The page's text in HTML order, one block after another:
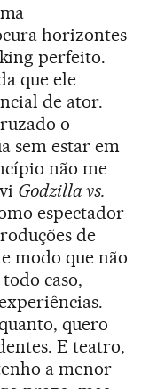
horizontes
perfeito.
que ele
de ator.
o
sem estar em
não me
Godzilla vs.
espectador
de
modo que não
caso,
quero
E teatro,
a menor